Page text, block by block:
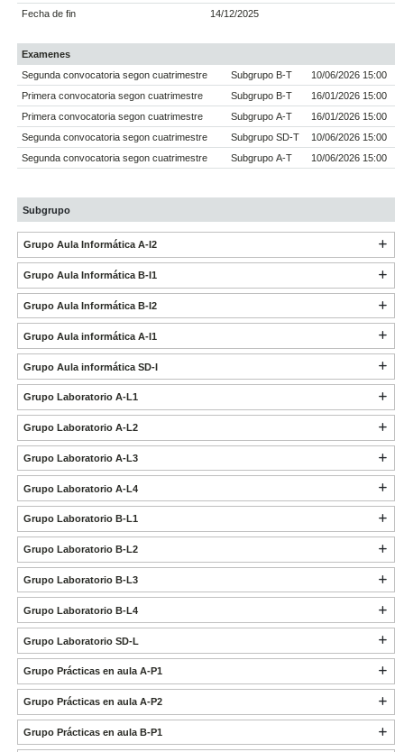
Fecha de fin
14/12/2025
Examenes
Segunda convocatoria segon cuatrimestre
Subgrupo B-T
10/06/2026 15:00
Primera convocatoria segon cuatrimestre
Subgrupo B-T
16/01/2026 15:00
Primera convocatoria segon cuatrimestre
Subgrupo A-T
16/01/2026 15:00
Segunda convocatoria segon cuatrimestre
Subgrupo SD-T
10/06/2026 15:00
Segunda convocatoria segon cuatrimestre
Subgrupo A-T 10/06/2026 15:00
Subgrupo
Grupo Aula Informática A-I2
Grupo Aula Informática B-I1
Grupo Aula Informática B-I2
Grupo Aula informática A-I1
Grupo Aula informática SD-I
Grupo Laboratorio A-L1
Grupo Laboratorio A-L2
Grupo Laboratorio A-L3
Grupo Laboratorio A-L4
Grupo Laboratorio B-L1
Grupo Laboratorio B-L2
Grupo Laboratorio B-L3
Grupo Laboratorio B-L4
Grupo Laboratorio SD-L
Grupo Prácticas en aula A-P1
Grupo Prácticas en aula A-P2
Grupo Prácticas en aula B-P1